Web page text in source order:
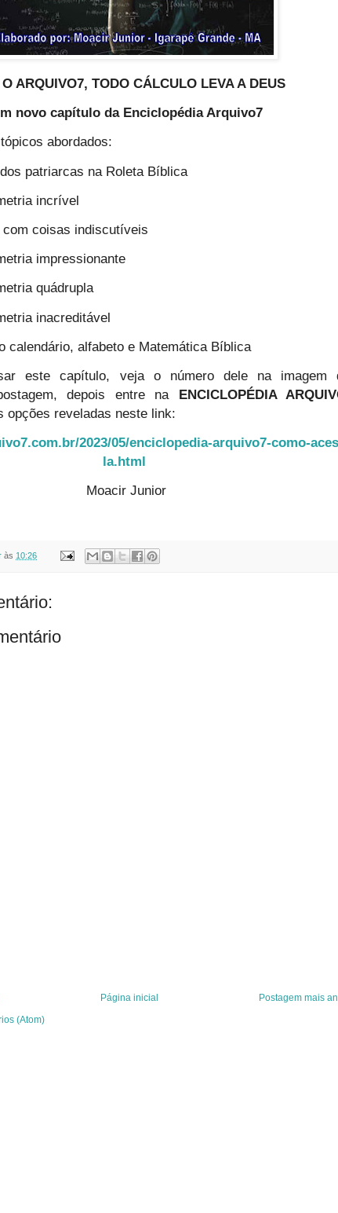
ARQUIVO7, TODO CÁLCULO LEVA A DEUS
novo capítulo da Enciclopédia Arquivo7
abordados:
patriarcas na Roleta Bíblica
incrível
com coisas indiscutíveis
impressionante
quádrupla
inacreditável
calendário, alfabeto e Matemática Bíblica
este capítulo, veja o número dele na imagem
depois entre na ENCICLOPÉDIA
opções reveladas neste link:
2023/05/enciclopedia-arquivo7-como-
la.html
Moacir Junior
às 10:26
Postagem mais
Página inicial
(Atom)